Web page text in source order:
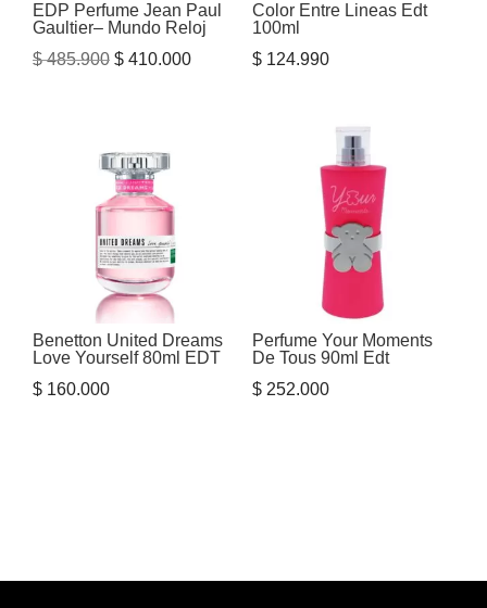
EDP Perfume Jean Paul
Gaultier– Mundo Reloj
$485.900 El
$ 485.900.
$ 410.000El
Color Entre Lineas Edt
100ml
$124.990
Benetton United Dreams
Love Yourself 80ml EDT
$ 160.000
Perfume Your Moments
De Tous 90ml Edt
$252.000